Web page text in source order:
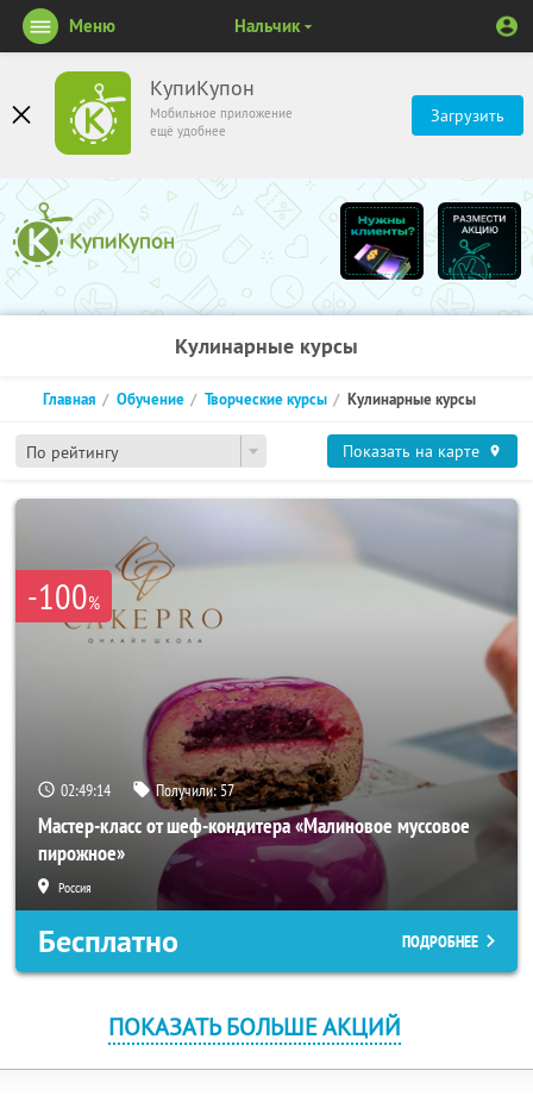
КупиКупон
Мобильное приложение
ещё удобнее
Загрузить
Меню Нальчик
Кулинарные курсы
По рейтингу
Главная Обучение Творческие курсы Кулинарные курсы
Показать на карте
-100%
02:49:14 Получили:57
Мастер-класс от шеф-кондитера «Малиновое муссовое
пирожное»
Россия
Бесплатно ПОДРОБНЕЕ
ПОКАЗАТЬ БОЛЬШЕ АКЦИЙ